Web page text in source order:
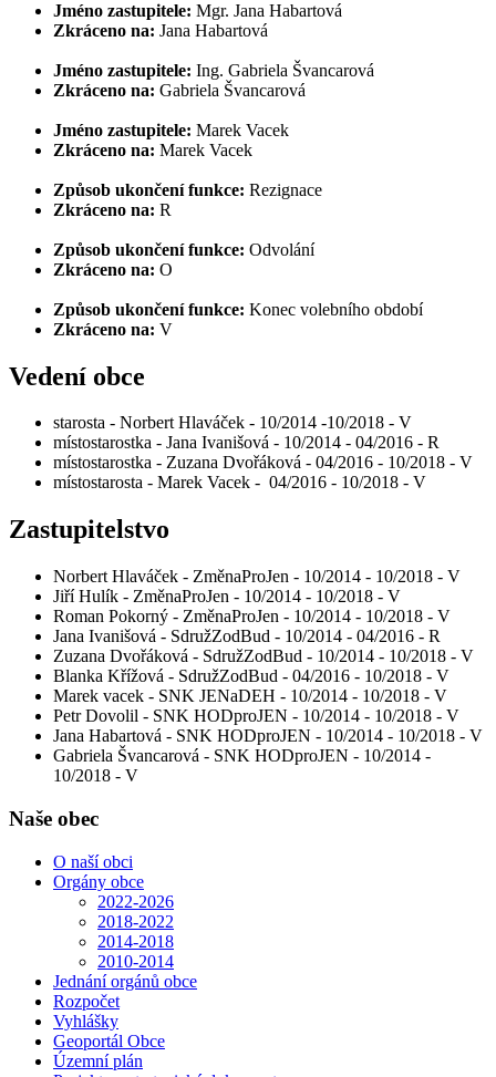
Jméno zastupitele: Mgr. Jana Habartová
Zkráceno na: Jana Habartová
Jméno zastupitele: Ing. Gabriela Švancarová
Zkráceno na: Gabriela Švancarová
Jméno zastupitele: Marek Vacek
Zkráceno na: Marek Vacek
Způsob ukončení funkce: Rezignace
Zkráceno na: R
Způsob ukončení funkce: Odvolání
Zkráceno na: O
Způsob ukončení funkce: Konec volebního období
Zkráceno na: V
Vedení obce
starosta - Norbert Hlaváček - 10/2014 -10/2018 - V
místostarostka - Jana Ivanišová - 10/2014 - 04/2016 - R
místostarostka - Zuzana Dvořáková - 04/2016 - 10/2018 - V
místostarosta - Marek Vacek - 04/2016 - 10/2018 - V
Zastupitelstvo
Norbert Hlaváček - ZměnaProJen - 10/2014 - 10/2018 - V
Jiří Hulík - ZměnaProJen - 10/2014 - 10/2018 - V
Roman Pokorný - ZměnaProJen - 10/2014 - 10/2018 - V
Jana Ivanišová - SdružZodBud - 10/2014 - 04/2016 - R
Zuzana Dvořáková - SdružZodBud - 10/2014 - 10/2018 - V
Blanka Křížová - SdružZodBud - 04/2016 - 10/2018 - V
Marek vacek - SNK JENaDEH - 10/2014 - 10/2018 - V
Petr Dovolil - SNK HODproJEN - 10/2014 - 10/2018 - V
Jana Habartová - SNK HODproJEN - 10/2014 - 10/2018 - V
Gabriela Švancarová - SNK HODproJEN - 10/2014 -
10/2018 - V
Naše obec
O naší obci
Orgány obce
2022-2026
2018-2022
2014-2018
2010-2014
Jednání orgánů obce
Rozpočet
Vyhlášky
Geoportál Obce
Územní plán